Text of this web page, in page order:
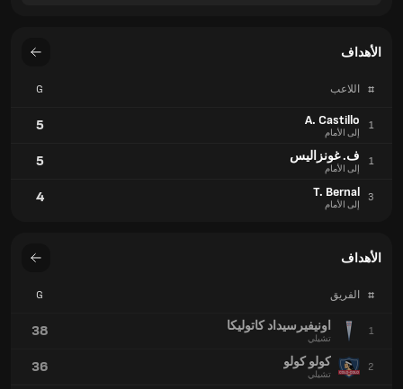
الأهداف
# اللاعب G
1
A. Castillo
إلى الأمام 5
1 ف. غونزاليس
إلى الأمام 5
3
T. Bernal
إلى الأمام 4
الأهداف
# الفريق G
1 اونيفيرسيداد كاتوليكا
تشيلي 38
2 كولو كولو
تشيلي 36